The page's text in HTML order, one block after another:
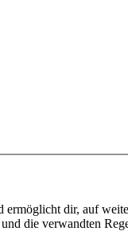
dir, auf
die verwandten